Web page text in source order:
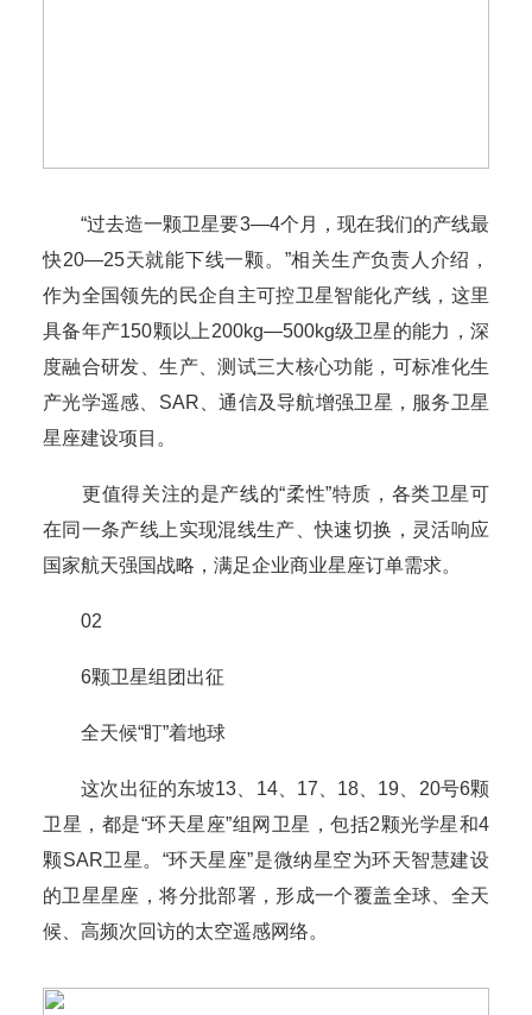
“过去造一颗卫星要3—4个月，现在我们的产线最
快20—25天就能下线一颗。”相关生产负责人介绍，
作为全国领先的民企自主可控卫星智能化产线，这里
具备年产150颗以上200kg—500kg级卫星的能力，深
度融合研发、生产、测试三大核心功能，可标准化生
产光学遥感、SAR、通信及导航增强卫星，服务卫星
星座建设项目。
更值得关注的是产线的“柔性”特质，各类卫星可
在同一条产线上实现混线生产、快速切换，灵活响应
国家航天强国战略，满足企业商业星座订单需求。
02
6颗卫星组团出征
全天候“盯”着地球
这次出征的东坡13、14、17、18、19、20号6颗
卫星，都是“环天星座”组网卫星，包括2颗光学星和4
颗SAR卫星。“环天星座”是微纳星空为环天智慧建设
的卫星星座，将分批部署，形成一个覆盖全球、全天
候、高频次回访的太空遥感网络。